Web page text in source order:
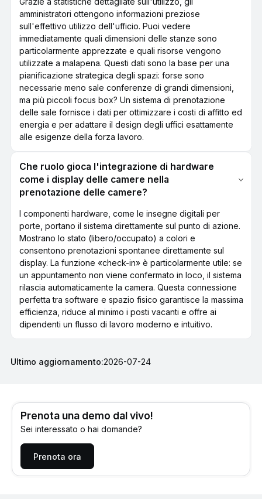
amministratori ottengono informazioni preziose
sull'effettivo utilizzo dell'ufficio. Puoi vedere
immediatamente quali dimensioni delle stanze sono
particolarmente apprezzate e quali risorse vengono
utilizzate a malapena. Questi dati sono la base per una
pianificazione strategica degli spazi: forse sono
necessarie meno sale conferenze di grandi dimensioni,
ma più piccoli focus box? Un sistema di prenotazione
delle sale fornisce i dati per ottimizzare i costi di affitto ed
energia e per adattare il design degli uffici esattamente
alle esigenze della forza lavoro.
Che ruolo gioca l'integrazione di hardware
come i display delle camere nella
prenotazione delle camere?
I componenti hardware, come le insegne digitali per
porte, portano il sistema direttamente sul punto di azione.
Mostrano lo stato (libero/occupato) a colori e
consentono prenotazioni spontanee direttamente sul
display. La funzione «check-in» è particolarmente utile: se
un appuntamento non viene confermato in loco, il sistema
rilascia automaticamente la camera. Questa connessione
perfetta tra software e spazio fisico garantisce la massima
efficienza, riduce al minimo i posti vacanti e offre ai
dipendenti un flusso di lavoro moderno e intuitivo.
Ultimo aggiornamento:2026-07-24
Prenota una demo dal vivo!
Sei interessato o hai domande?
Prenota ora